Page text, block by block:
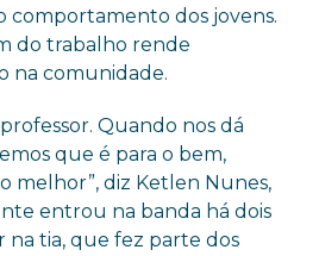
comportamento dos jovens.
do trabalho rende
na comunidade.
Quando nos dá
que é para o bem,
melhor”, diz Ketlen Nunes,
entrou na banda há dois
na tia, que fez parte dos